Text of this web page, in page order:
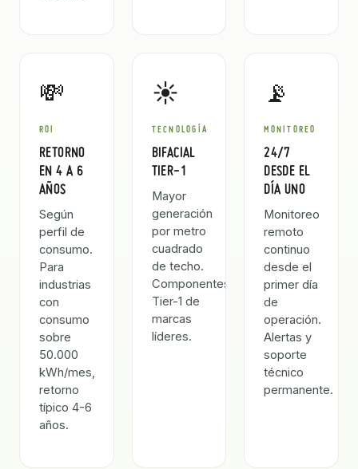
💸
ROI
RETORNO
EN 4 A 6
AÑOS
Según
perfil de
consumo.
Para
industrias
con
consumo
sobre
50.000
kWh/mes,
retorno
típico 4-6
años.
☀️
TECNOLOGÍA
BIFACIAL
TIER-1
Mayor
generación
por metro
cuadrado
de techo.
Componentes
Tier-1 de
marcas
líderes.
📡
MONITOREO
24/7
DESDE EL
DÍA UNO
Monitoreo
remoto
continuo
desde el
primer día
de
operación.
Alertas y
soporte
técnico
permanente.